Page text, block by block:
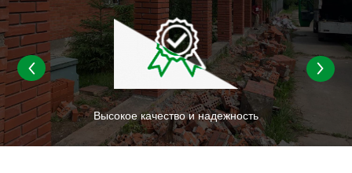
Высокое качество и надежность